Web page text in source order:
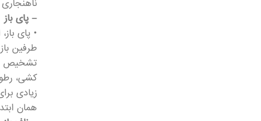
– پای باز
• پای
طرفین
تشخیص
کشی،
زیادی
همان